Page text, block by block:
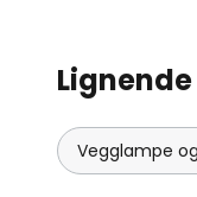
Vegglampe